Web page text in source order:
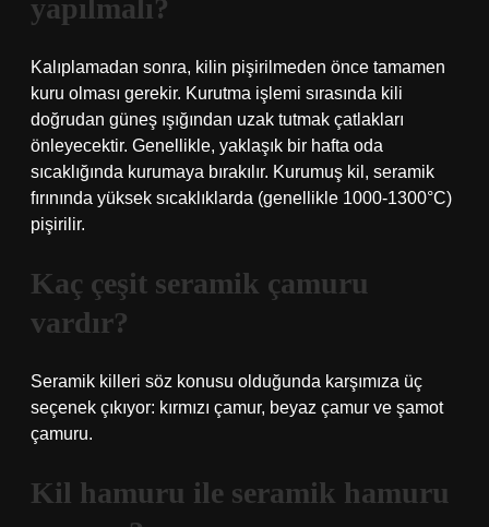
yapılmalı?
Kalıplamadan sonra, kilin pişirilmeden önce tamamen
kuru olması gerekir. Kurutma işlemi sırasında kili
doğrudan güneş ışığından uzak tutmak çatlakları
önleyecektir. Genellikle, yaklaşık bir hafta oda
sıcaklığında kurumaya bırakılır. Kurumuş kil, seramik
fırınında yüksek sıcaklıklarda (genellikle 1000-1300°C)
pişirilir.
Kaç çeşit seramik çamuru
vardır?
Seramik killeri söz konusu olduğunda karşımıza üç
seçenek çıkıyor: kırmızı çamur, beyaz çamur ve şamot
çamuru.
Kil hamuru ile seramik hamuru